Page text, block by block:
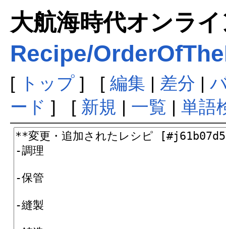
大航海時代オンラ
Recipe/
[ トップ] [ 編集 | 差分 |
ード ] [ 新規 | 一覧 | 単語